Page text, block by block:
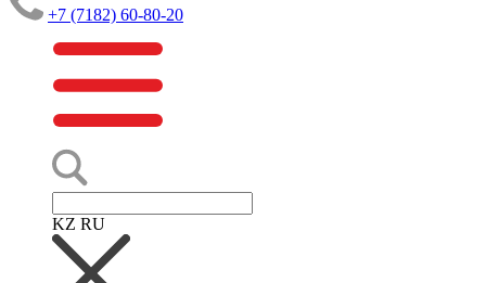
+7 (7182) 60-80-20
KZ RU